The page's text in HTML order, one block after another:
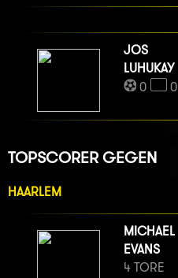
JOS
LUHUKAY
0
0
TOPSCORER GEGEN
HAARLEM
MICHAEL
EVANS
4 TORE